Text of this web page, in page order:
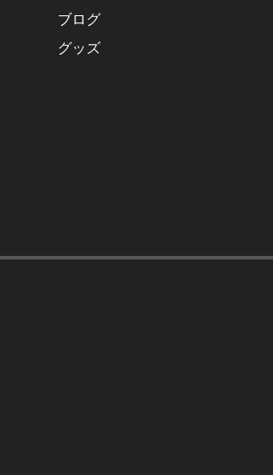
ブログ
グッズ